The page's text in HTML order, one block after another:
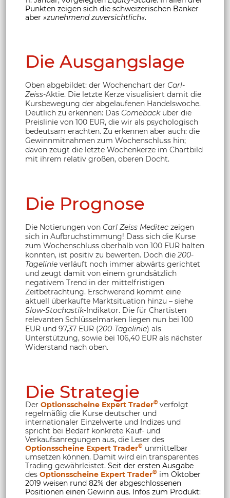
Punkten zeigen sich die schweizerischen Banker
aber »zunehmend zuversichtlich«.
Die Ausgangslage
Oben abgebildet: der Wochenchart der Carl-
Zeiss-Aktie. Die letzte Kerze visualisiert damit die
Kursbewegung der abgelaufenen Handelswoche.
Deutlich zu erkennen: Das Comeback über die
Preislinie von 100 EUR, die wir als psychologisch
bedeutsam erachten. Zu erkennen aber auch: die
Gewinnmitnahmen zum Wochenschluss hin;
davon zeugt die letzte Wochenkerze im Chartbild
mit ihrem relativ großen, oberen Docht.
Die Prognose
Die Notierungen von Carl Zeiss Meditec zeigen
sich in Aufbruchstimmung! Dass sich die Kurse
zum Wochenschluss oberhalb von 100 EUR halten
konnten, ist positiv zu bewerten. Doch die 200-
Tagelinie verläuft noch immer abwärts gerichtet
und zeugt damit von einem grundsätzlich
negativem Trend in der mittelfristigen
Zeitbetrachtung. Erschwerend kommt eine
aktuell überkaufte Marktsituation hinzu – siehe
Slow-Stochastik-Indikator. Die für Chartisten
relevanten Schlüsselmarken liegen nun bei 100
EUR und 97,37 EUR (200-Tagelinie) als
Unterstützung, sowie bei 106,40 EUR als nächster
Widerstand nach oben.
Die Strategie
Der Optionsscheine Expert Trader© verfolgt
regelmäßig die Kurse deutscher und
internationaler Einzelwerte und Indizes und
spricht bei Bedarf konkrete Kauf- und
Verkaufsanregungen aus, die Leser des
Optionsscheine Expert Trader© unmittelbar
umsetzen können. Damit wird ein transparentes
Trading gewährleistet. Seit der ersten Ausgabe
des Optionsscheine Expert Trader© im Oktober
2019 weisen rund 82% der abgeschlossenen
Positionen einen Gewinn aus. Infos zum Produkt: